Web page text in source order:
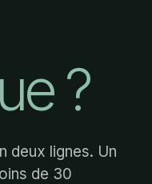
?
deux lignes. Un
de 30